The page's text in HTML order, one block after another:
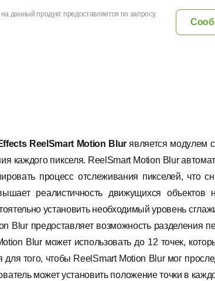
ReelSmart Motion Blur является модулем
каждого пикселя. ReelSmart Motion Blur
процесс отслеживания пикселей, что
реалистичность движущихся объектов
установить необходимый уровень
Blur предоставляет возможность разделения
Blur может использовать до 12 точек,
того, чтобы ReelSmart Motion Blur мог
может установить положение точки в
данный продукт предоставляется по запросу.